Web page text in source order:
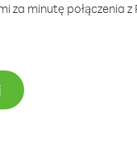
za minutę połączenia